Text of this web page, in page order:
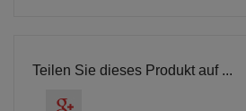
Teilen Sie dieses Produkt auf ...